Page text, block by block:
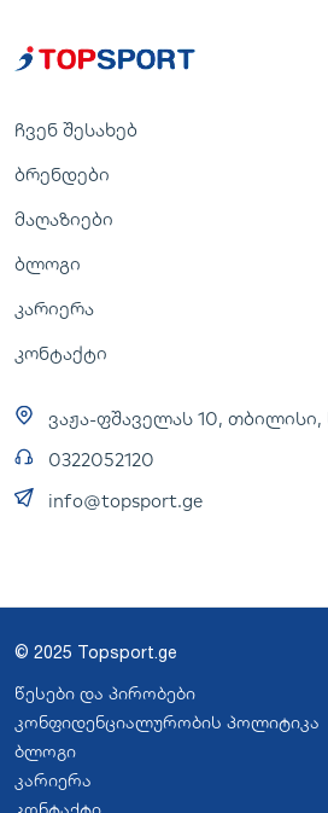
ჩვენ შესახებ
ბრენდები
მაღაზიები
ბლოგი
კარიერა
კონტაქტი
ვაჟა-ფშაველას 10,
0322052120
info@topsport.ge
© 2025 Topsport.ge
წესები და პირობები
კონფიდენციალურობის პოლიტიკა
ბლოგი
კარიერა